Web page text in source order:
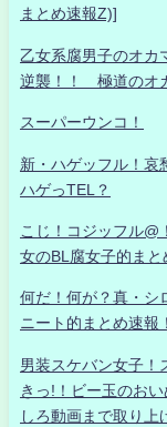
まとめ速報Z)]
乙女系腐男子のオ
逆襲！！ 極道のオ
スーパーウンコ！
新・ハゲッフル！哀
ハゲっTEL？
こじ！コジッフル@
女のBL腐女子的まと
何だ！何が？真・
ニート的まとめ速報
男装スケバン女子！
きっ!！ビー玉のお
しろ動画まで取り上